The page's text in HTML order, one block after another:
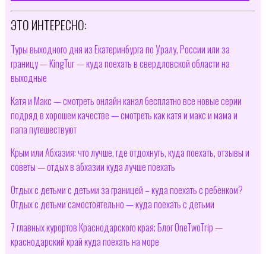
ЭТО ИНТЕРЕСНО:
Туры выходного дня из Екатеринбурга по Уралу, России или за
границу — KingTur — куда поехать в свердловской области на
выходные
Катя и Макс — смотреть онлайн канал бесплатно все новые серии
подряд в хорошем качестве — смотреть как катя и макс и мама и
папа путешествуют
Крым или Абхазия: что лучше, где отдохнуть, куда поехать, отзывы и
советы — отдых в абхазии куда лучше поехать
Отдых с детьми с детьми за границей – куда поехать с ребенком?
Отдых с детьми самостоятельно — куда поехать с детьми
7 главных курортов Краснодарского края; Блог OneTwoTrip —
краснодарский край куда поехать на море